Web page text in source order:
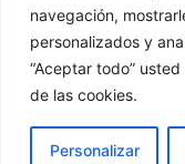
navegación,
personalizados y
“Aceptar todo”
de las cookies.
Personalizar
Horario:
Lun-Vie
Orient Express |